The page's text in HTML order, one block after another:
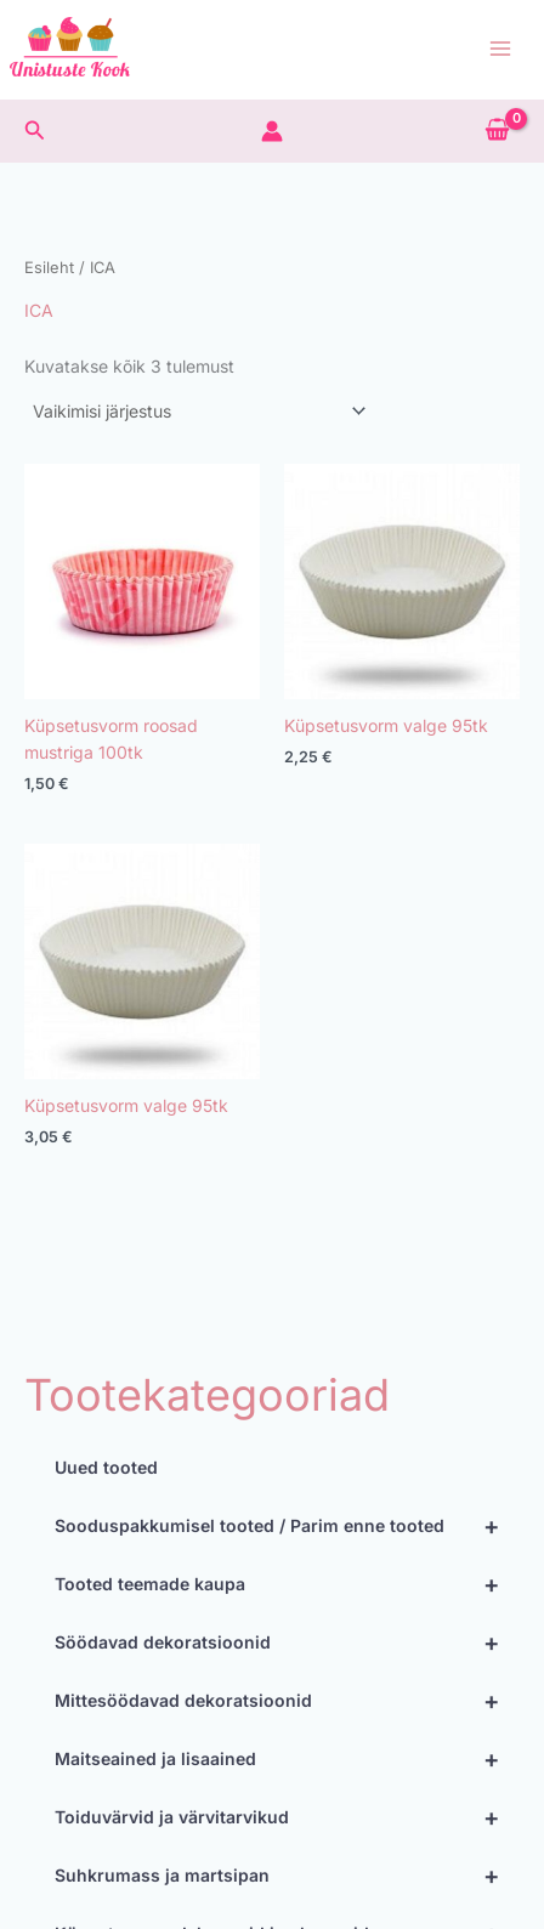
content
Search
Tootekategooriad
Uued tooted
+
Sooduspakkumisel tooted / Parim enne tooted
+
Tooted teemade kaupa
+
Söödavad dekoratsioonid
+
Mittesöödavad dekoratsioonid
+
Maitseained ja lisaained
+
Toiduvärvid ja värvitarvikud
+
Suhkrumass ja martsipan
Esileht / ICA
ICA
Kuvatakse kõik 3 tulemust
Küpsetusvorm roosad
mustriga 100tk
1,50 €
Küpsetusvorm valge 95tk
2,25 €
Küpsetusvorm valge 95tk
3,05 €